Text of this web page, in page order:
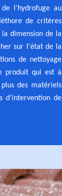
l'hydrofuge au
de critères
la dimension de la
sur l'état de la
de nettoyage
produit qui est à
des matériels
d'intervention de